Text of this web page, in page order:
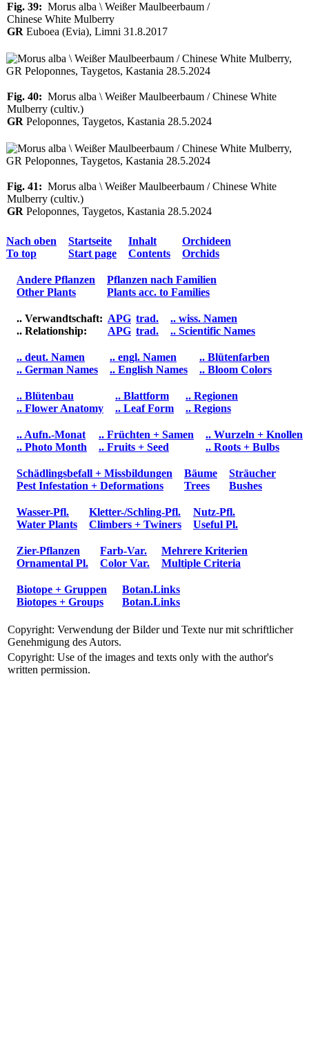
Fig. 39: Morus alba \ Weißer Maulbeerbaum /
Chinese White Mulberry
GR Euboea (Evia), Limni 31.8.2017
Fig. 40: Morus alba \ Weißer Maulbeerbaum / Chinese White
Mulberry (cultiv.)
GR Peloponnes, Taygetos, Kastania 28.5.2024
Fig. 41: Morus alba \ Weißer Maulbeerbaum / Chinese White
Mulberry (cultiv.)
GR Peloponnes, Taygetos, Kastania 28.5.2024
Nach oben
To top
Startseite
Start page
Inhalt
Contents
Orchideen
Orchids
Andere Pflanzen
Other Plants
Pflanzen nach Familien
Plants acc. to Families
.. Verwandtschaft:
.. Relationship:
APG
APG
trad.
trad.
.. wiss. Namen
.. Scientific Names
.. deut. Namen
.. German Names
.. engl. Namen
.. English Names
.. Blütenfarben
.. Bloom Colors
.. Blütenbau
.. Flower Anatomy
.. Blattform
.. Leaf Form
.. Regionen
.. Regions
.. Aufn.-Monat
.. Photo Month
.. Früchten + Samen
.. Fruits + Seed
.. Wurzeln + Knollen
.. Roots + Bulbs
Schädlingsbefall + Missbildungen
Pest Infestation + Deformations
Bäume
Trees
Sträucher
Bushes
Wasser-Pfl.
Water Plants
Kletter-/Schling-Pfl.
Climbers + Twiners
Nutz-Pfl.
Useful Pl.
Zier-Pflanzen
Ornamental Pl.
Farb-Var.
Color Var.
Mehrere Kriterien
Multiple Criteria
Biotope + Gruppen
Biotopes + Groups
Botan.Links
Botan.Links
Copyright: Verwendung der Bilder und Texte nur mit schriftlicher
Genehmigung des Autors.
Copyright: Use of the images and texts only with the author's
written permission.